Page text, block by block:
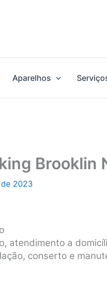
Aparelhos
Brooklin
2023
atendimento a
conserto e